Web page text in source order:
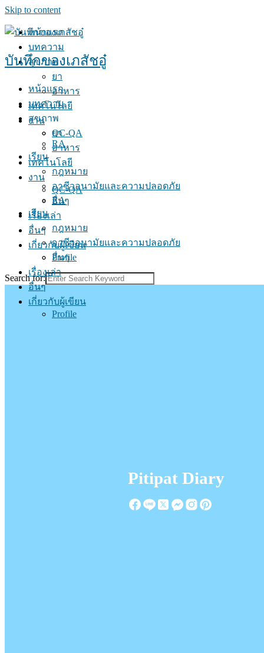
Skip to content
บันทึกของเภสัชอู๋
หน้าแรก
บทความ
สุขภาพ
ยา
อาหาร
เทคโนโลยี
งาน
QC-QA
RA
เรียน
กฎหมาย
อาชีวอนามัยและความปลอดภัย
อื่นๆ
เรื่องเล่า
อื่นๆ
เกี่ยวกับผู้เขียน
Profile
หน้าแรก
บทความ
สุขภาพ
ยา
อาหาร
เทคโนโลยี
งาน
QC-QA
RA
เรียน
กฎหมาย
อาชีวอนามัยและความปลอดภัย
อื่นๆ
เรื่องเล่า
อื่นๆ
เกี่ยวกับผู้เขียน
Profile
Search for:
Pitipat Diary